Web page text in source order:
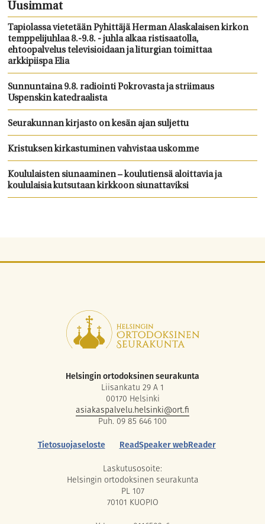
Uusimmat
Tapiolassa vietetään Pyhittäjä Herman Alaskalaisen kirkon
temppelijuhlaa 8.-9.8. - juhla alkaa ristisaatolla,
ehtoopalvelus televisioidaan ja liturgian toimittaa
arkkipiispa Elia
Sunnuntaina 9.8. radiointi Pokrovasta ja striimaus
Uspenskin katedraalista
Seurakunnan kirjasto on kesän ajan suljettu
Kristuksen kirkastuminen vahvistaa uskomme
Koululaisten siunaaminen – koulutiensä aloittavia ja
koululaisia kutsutaan kirkkoon siunattaviksi
Helsingin ortodoksinen seurakunta
Liisankatu 29 A 1
00170 Helsinki
asiakaspalvelu.helsinki@ort.fi
Puh. 09 85 646 100
Tietosuojaseloste
ReadSpeaker webReader
Laskutusosoite:
Helsingin ortodoksinen seurakunta
PL 107
70101 KUOPIO